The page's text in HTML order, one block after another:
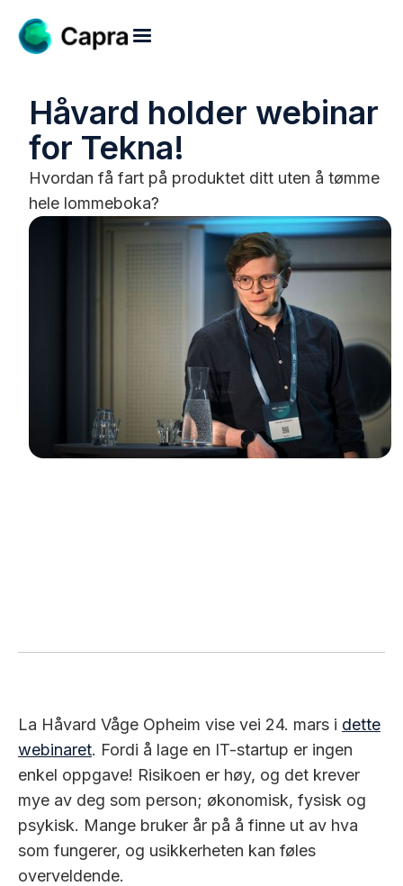
Håvard holder webinar
for Tekna!
Hvordan få fart på produktet ditt uten å tømme
hele lommeboka?
La Håvard Våge Opheim vise vei 24. mars i dette
webinaret. Fordi å lage en IT-startup er ingen
enkel oppgave! Risikoen er høy, og det krever
mye av deg som person; økonomisk, fysisk og
psykisk. Mange bruker år på å finne ut av hva
som fungerer, og usikkerheten kan føles
overveldende.